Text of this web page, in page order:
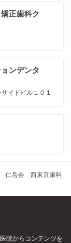
正歯科ク
ンデンタ
イドビル１０１
仁岳会 西東京歯科
院からコンテンツを